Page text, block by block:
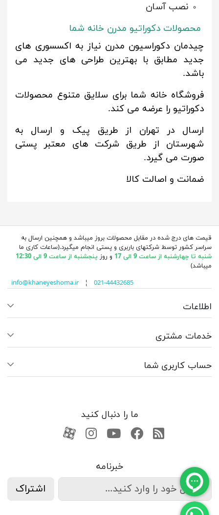
نصب آسان
محصولات دکوراتیو مدرن خانه شما
چیدمان دکوراسیون مدرن نیاز به اکسسوری های
جدید مطابق با بهترین طراحی های جدید می
باشد.
فروشگاه خانه شما برای سلایق متنوع محصولات
دکوراتیو را عرضه می کند.
ارسال در تهران از طریق پیک و ارسال به
شهرستان از طریق شرکت های معتبر پستی
صورت می گیرد.
ضمانت و اصالت کالا
قیمت های درج شده در مقابل محصولات بروز میباشد و همچنین ارسال به
سراسر کشور توسط شرکتهای باربری و پستی انجام میگیرد.(ساعات کاری ما
شنبه تا چهارشنبه از ساعت 9 الی 17
و روز پنجشنبه از ساعت 9 الی 12:30
میباشد)
info@khaneyeshoma.ir¦ 021-44432685
اطلاعات
خدمات مشتری
حساب کاربری شما
ما را دنبال کنید
RSSفیسبوکیوتیوبکانال آپارات
کانال آپارات
خبرنامه
اشتراک